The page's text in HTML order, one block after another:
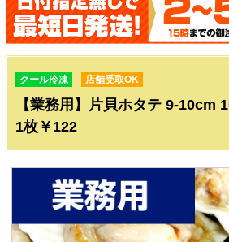
クール冷凍 店舗受取OK
【業務用】片貝ホタテ 9-10cm
1枚￥122